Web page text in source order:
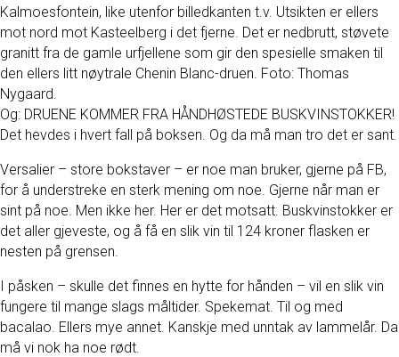
Kalmoesfontein, like utenfor billedkanten t.v. Utsikten er ellers
mot nord mot Kasteelberg i det fjerne. Det er nedbrutt, støvete
granitt fra de gamle urfjellene som gir den spesielle smaken til
den ellers litt nøytrale Chenin Blanc-druen. Foto: Thomas
Nygaard.
Og: DRUENE KOMMER FRA HÅNDHØSTEDE BUSKVINSTOKKER!
Det hevdes i hvert fall på boksen. Og da må man tro det er sant.
Versalier – store bokstaver – er noe man bruker, gjerne på FB,
for å understreke en sterk mening om noe. Gjerne når man er
sint på noe. Men ikke her. Her er det motsatt. Buskvinstokker er
det aller gjeveste, og å få en slik vin til 124 kroner flasken er
nesten på grensen.
I påsken – skulle det finnes en hytte for hånden – vil en slik vin
fungere til mange slags måltider. Spekemat. Til og med
bacalao. Ellers mye annet. Kanskje med unntak av lammelår. Da
må vi nok ha noe rødt.